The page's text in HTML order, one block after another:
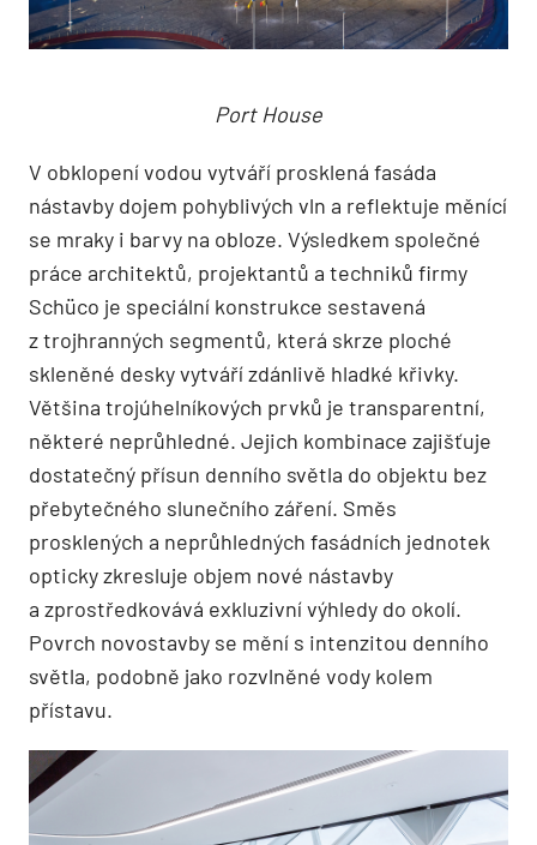
Port House
V obklopení vodou vytváří prosklená fasáda
nástavby dojem pohyblivých vln a reflektuje měnící
se mraky i barvy na obloze. Výsledkem společné
práce architektů, projektantů a techniků firmy
Schüco je speciální konstrukce sestavená
z trojhranných segmentů, která skrze ploché
skleněné desky vytváří zdánlivě hladké křivky.
Většina trojúhelníkových prvků je transparentní,
některé neprůhledné. Jejich kombinace zajišťuje
dostatečný přísun denního světla do objektu bez
přebytečného slunečního záření. Směs
prosklených a neprůhledných fasádních jednotek
opticky zkresluje objem nové nástavby
a zprostředkovává exkluzivní výhledy do okolí.
Povrch novostavby se mění s intenzitou denního
světla, podobně jako rozvlněné vody kolem
přístavu.